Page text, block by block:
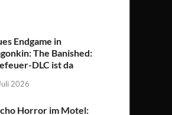
Endgame in
The Banished:
DLC ist da
2026
Horror im Motel: